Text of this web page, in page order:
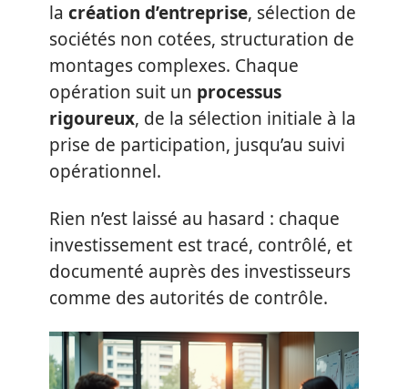
la création d’entreprise, sélection de
sociétés non cotées, structuration de
montages complexes. Chaque
opération suit un processus
rigoureux, de la sélection initiale à la
prise de participation, jusqu’au suivi
opérationnel.
Rien n’est laissé au hasard : chaque
investissement est tracé, contrôlé, et
documenté auprès des investisseurs
comme des autorités de contrôle.